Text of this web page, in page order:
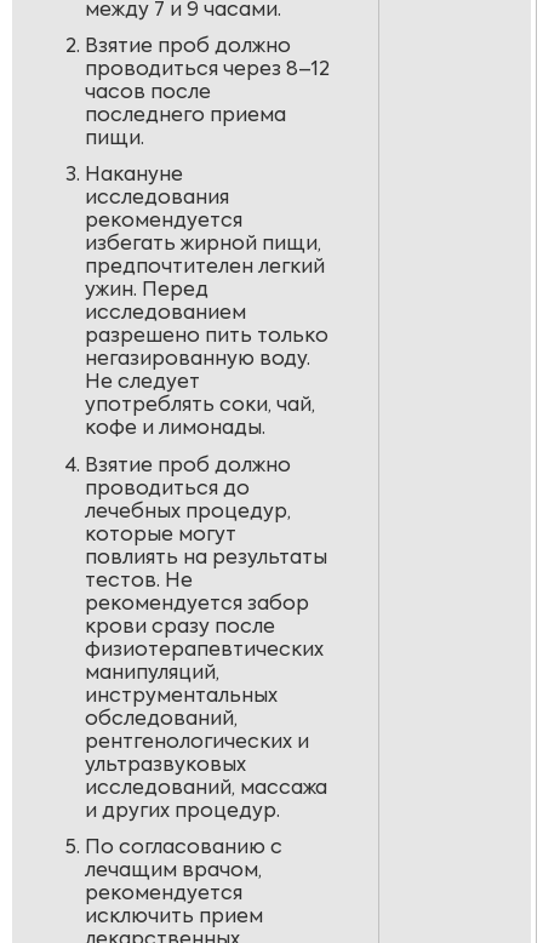
между 7 и 9 часами.
Взятие проб должно
проводиться через 8–12
часов после
последнего приема
пищи.
Накануне
исследования
рекомендуется
избегать жирной пищи,
предпочтителен легкий
ужин. Перед
исследованием
разрешено пить только
негазированную воду.
Не следует
употреблять соки, чай,
кофе и лимонады.
Взятие проб должно
проводиться до
лечебных процедур,
которые могут
повлиять на результаты
тестов. Не
рекомендуется забор
крови сразу после
физиотерапевтических
манипуляций,
инструментальных
обследований,
рентгенологических и
ультразвуковых
исследований, массажа
и других процедур.
По согласованию с
лечащим врачом,
рекомендуется
исключить прием